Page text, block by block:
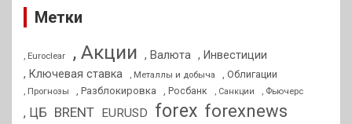
Метки
, Euroclear , Акции , Валюта
, Инвестиции
, Ключевая ставка
, Металлы и добыча , Облигации
, Прогнозы , Разблокировка , Росбанк , Санкции , Фьючерс
, ЦБ BRENT EURUSD forex forexnews